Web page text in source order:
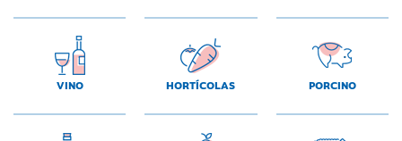
VINO HORTÍCOLAS PORCINO